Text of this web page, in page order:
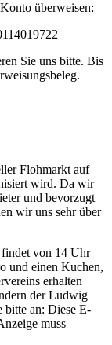
überweisen:
Sie uns bitte. Bis
Flohmarkt auf
wird. Da wir
und bevorzugt
wir uns sehr über
von 14 Uhr
und einen Kuchen,
erhalten
der Ludwig
bitte an: Diese E-
muss